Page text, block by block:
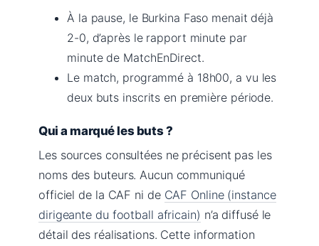
À la pause, le Burkina Faso menait déjà
2-0, d’après le rapport minute par
minute de MatchEnDirect.
Le match, programmé à 18h00, a vu les
deux buts inscrits en première période.
Qui a marqué les buts ?
Les sources consultées ne précisent pas les
noms des buteurs. Aucun communiqué
officiel de la CAF ni de CAF Online (instance
dirigeante du football africain) n’a diffusé le
détail des réalisations. Cette information